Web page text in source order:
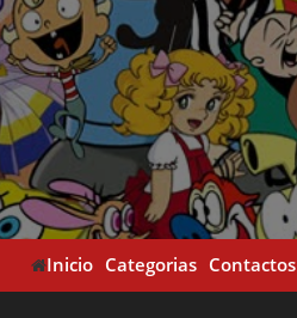
Inicio Categorias Contactos